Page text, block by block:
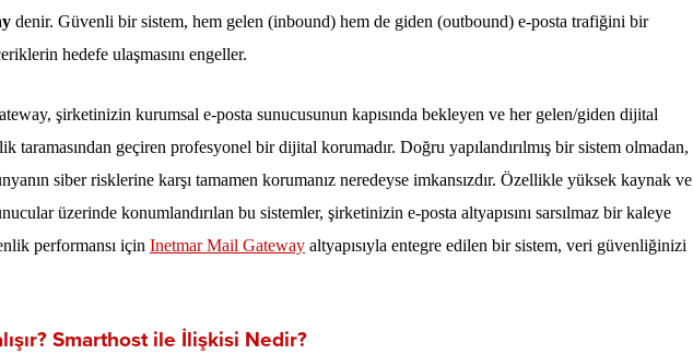
denir. Güvenli bir sistem, hem gelen (inbound) hem de giden (outbound) e-posta trafiğini bir
hedefe ulaşmasını engeller.
şirketinizin kurumsal e-posta sunucusunun kapısında bekleyen ve her gelen/giden dijital
taramasından geçiren profesyonel bir dijital korumadır. Doğru yapılandırılmış bir sistem olmadan,
siber risklerine karşı tamamen korumanız neredeyse imkansızdır. Özellikle yüksek kaynak ve
üzerinde konumlandırılan bu sistemler, şirketinizin e-posta altyapısını sarsılmaz bir kaleye
performansı için Inetmar Mail Gateway altyapısıyla entegre edilen bir sistem, veri güvenliğinizi
Smarthost ile İlişkisi Nedir?